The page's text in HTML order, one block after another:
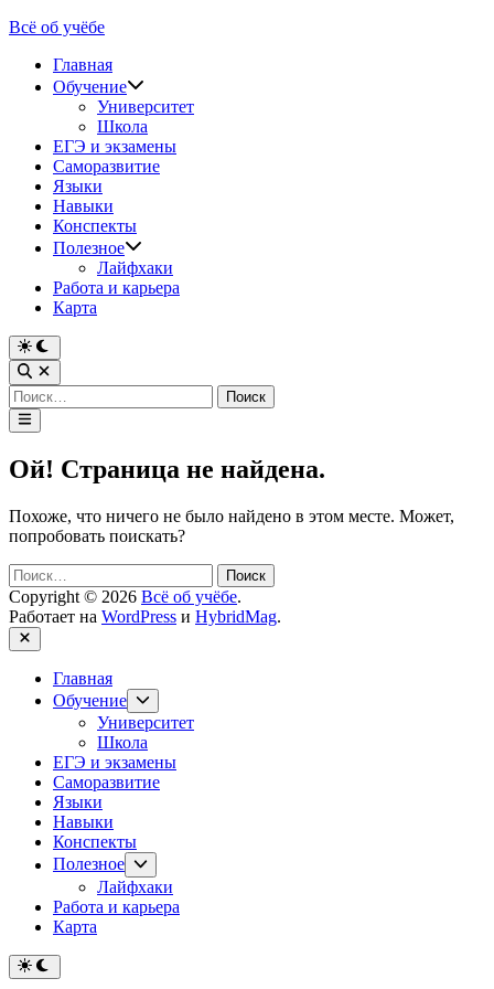
Перейти
содержимому
Всё об учёбе
Главная
Обучение
Университет
Школа
ЕГЭ и экзамены
Саморазвитие
Языки
Навыки
Конспекты
Полезное
Лайфхаки
Работа и карьера
Карта
Переключить
на
тёмный
режим
Открыть
поиск
Найти:
Главное
меню
Ой! Страница не найдена.
Похоже, что ничего не было найдено в этом месте. Может,
попробовать поискать?
Найти:
Copyright © 2026 Всё об учёбе.
Работает на WordPress и HybridMag.
Закрыть
Главная
Обучение
подменю
Университет
Школа
ЕГЭ и экзамены
Саморазвитие
Языки
Навыки
Конспекты
Полезное
Показывать
подменю
Лайфхаки
Работа и карьера
Карта
Переключить
на